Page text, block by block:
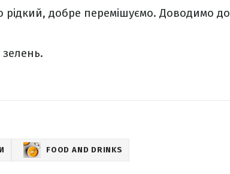
добре перемішуємо. Доводимо до
FOOD AND DRINKS